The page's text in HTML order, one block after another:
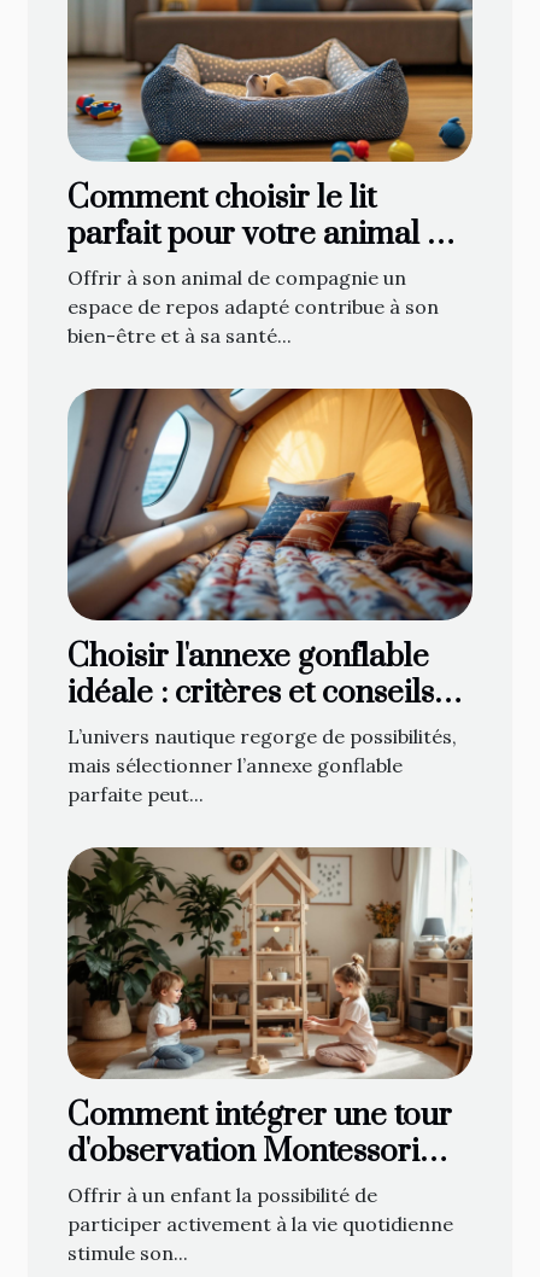
Comment choisir le lit
parfait pour votre animal de
compagnie
Offrir à son animal de compagnie un
espace de repos adapté contribue à son
bien-être et à sa santé...
Choisir l'annexe gonflable
idéale : critères et conseils
d'achat
L’univers nautique regorge de possibilités,
mais sélectionner l’annexe gonflable
parfaite peut...
Comment intégrer une tour
d'observation Montessori
dans votre foyer
Offrir à un enfant la possibilité de
participer activement à la vie quotidienne
stimule son...